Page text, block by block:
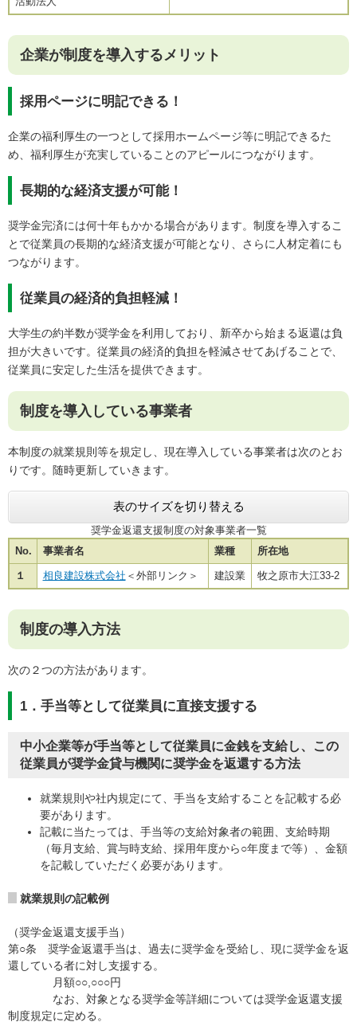
企業が制度を導入するメリット
採用ページに明記できる！
企業の福利厚生の一つとして採用ホームページ等に明記できるた
め、福利厚生が充実していることのアピールにつながります。
長期的な経済支援が可能！
奨学金完済には何十年もかかる場合があります。制度を導入するこ
とで従業員の長期的な経済支援が可能となり、さらに人材定着にも
つながります。
従業員の経済的負担軽減！
大学生の約半数が奨学金を利用しており、新卒から始まる返還は負
担が大きいです。従業員の経済的負担を軽減させてあげることで、
従業員に安定した生活を提供できます。
制度を導入している事業者
本制度の就業規則等を規定し、現在導入している事業者は次のとお
りです。随時更新していきます。
表のサイズを切り替える
奨学金返還支援制度の対象事業者一覧
No.
事業者名 業種 所在地
１ 相良建設株式会社 ＜外部リンク＞ 建設業 牧之原市大江33-2
制度の導入方法
次の２つの方法があります。
1．手当等として従業員に直接支援する
中小企業等が手当等として従業員に金銭を支給し、この
従業員が奨学金貸与機関に奨学金を返還する方法
就業規則や社内規定にて、手当を支給することを記載する必
要があります。
記載に当たっては、手当等の支給対象者の範囲、支給時期
（毎月支給、賞与時支給、採用年度から○年度まで等）、金額
を記載していただく必要があります。
就業規則の記載例
（奨学金返還支援手当）
第○条 奨学金返還手当は、過去に奨学金を受給し、現に奨学金を返
還している者に対し支援する。
月額○○,○○○円
なお、対象となる奨学金等詳細については奨学金返還支援
制度規定に定める。